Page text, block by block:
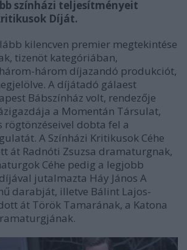
színházi teljesítményeit
Díját.
kilencven premier megtekintése
tizenöt kategóriában,
három díjazandó produkciót,
A díjátadó gálaest
Bábszínház volt, rendezője
a Momentán Társulat,
rögtönzéseivel dobta fel a
A Színházi Kritikusok Céhe
át Radnóti Zsuzsa dramaturgnak,
Céhe pedig a legjobb
jutalmazta Háy János A
darabját, illetve Bálint Lajos-
át Török Tamarának, a Katona